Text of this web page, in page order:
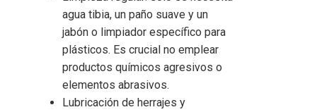
agua tibia, un paño suave y un
jabón o limpiador específico para
plásticos. Es crucial no emplear
productos químicos agresivos o
elementos abrasivos.
Lubricación de herrajes y